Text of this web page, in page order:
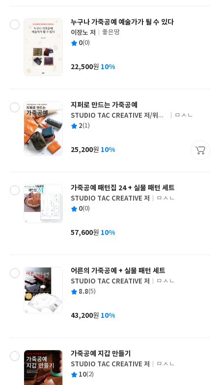
누구나 가죽공예 예술가가 될 수 있다
글
쓴
이장노 저
출
사
좋은땅
평 0(0)
가
22,500원 10%
지퍼로 만드는 가죽공예
글
쓴
STUDIO TAC CREATIVE 저/위크
래프트 역/박혜정 감수
출
사
ㅁㅅㄴ
평 2(1)
가
25,200원 10%
가죽공예 패턴집 24 + 실물 패턴 세트
글
쓴
STUDIO TAC CREATIVE 저
출
사
ㅁㅅㄴ
평 0(0)
가
57,600원 10%
어른의 가죽공예 + 실물 패턴 세트
글
쓴
STUDIO TAC CREATIVE 저
출
사
ㅁㅅㄴ
평 8.8(5)
가
43,200원 10%
가죽공예 지갑 만들기
글
쓴
STUDIO TAC CREATIVE 저
출
ㅁㅅㄴ
평 10(2)